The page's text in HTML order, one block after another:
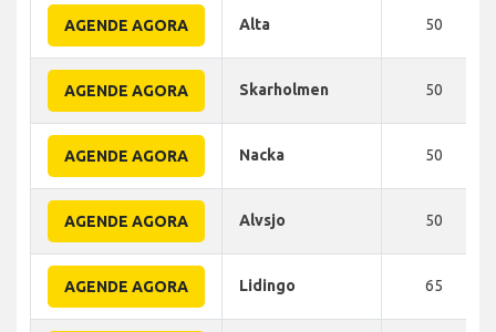
AGENDE AGORA Alta 50
AGENDE AGORA Skarholmen 50
AGENDE AGORA Nacka 50
AGENDE AGORA Alvsjo 50
AGENDE AGORA Lidingo 65